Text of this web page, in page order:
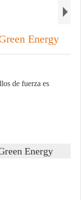
Energy
de fuerza es
Energy